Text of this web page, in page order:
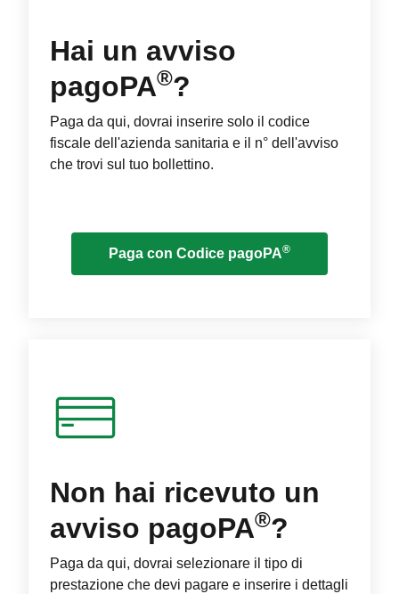
Hai un avviso
pagoPA®?
Paga da qui, dovrai inserire solo il codice
fiscale dell'azienda sanitaria e il n° dell'avviso
che trovi sul tuo bollettino.
Paga con Codice pagoPA®
Non hai ricevuto un
avviso pagoPA®?
Paga da qui, dovrai selezionare il tipo di
prestazione che devi pagare e inserire i dettagli